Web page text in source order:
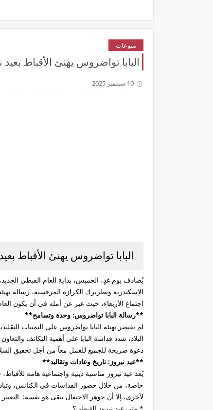
منوعات
البابا تواضروس يهنئ الأقباط
10 سبتمبر 2025
البابا تواضروس يهنئ الأقباط
يُصادف يوم غدٍ، الخميس، بداية العام القبطي
الإسكندرية وبطريرك الكرازة المرقسية، رسالة
اجتماع الأربعاء، حيث عبر عن أمله في أن يكون
**رسالة البابا تواضروس: وحدة وتسامح**
لم تقتصر تهنئة البابا تواضروس على التمنيات
البلاد، شدد قداسة البابا على أهمية التكاتف
دعوة صريحة للجميع للعمل معاً من أجل تحقيق
**عيد نيروز: تاريخ وعادات وتقاليد**
يُعد عيد نيروز مناسبة دينية واجتماعية هامة
خاصة، من خلال حضور القداسات في الكنائس، وتبادل
لأخرى، إلا أن جوهر الاحتفال يبقى هو نفسه: